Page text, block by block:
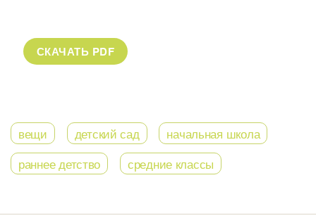
вещи детский сад
начальная школа
раннее детство
средние классы